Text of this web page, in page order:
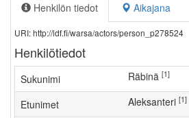
Henkilön tiedot Aikajana
URI: http://ldf.fi/warsa/actors/person_p278524
Henkilötiedot
Sukunimi Räbinä [1]
Etunimet Aleksanteri [1]